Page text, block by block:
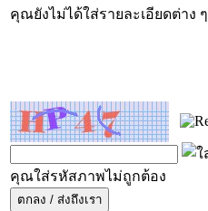
คุณยังไม่ได้ใส่รายละเอียดต่าง ๆ
คุณใส่รหัสภาพไม่ถูกต้อง